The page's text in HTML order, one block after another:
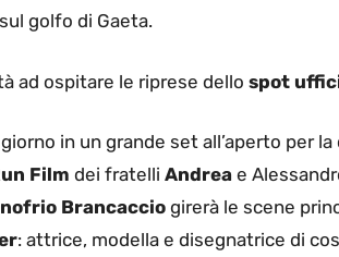
golfo di Gaeta.
ad ospitare le riprese dello spot
in un grande set all’aperto per la
Film dei fratelli Andrea e
Brancaccio girerà le scene
: attrice, modella e disegnatrice di